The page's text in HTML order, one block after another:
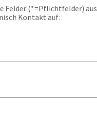
Felder (*=Pflichtfelder) aus
Kontakt auf: